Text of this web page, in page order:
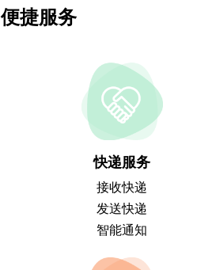
便捷服务
快递服务
接收快递
发送快递
智能通知